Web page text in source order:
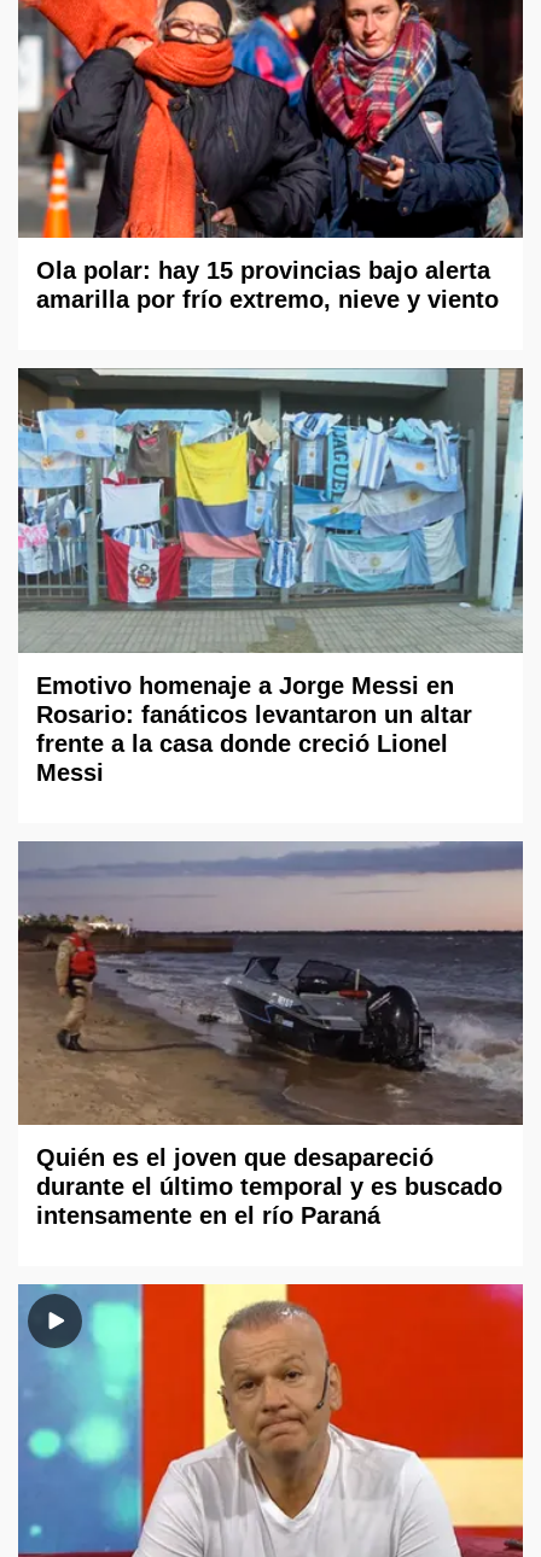
Ola polar: hay 15 provincias bajo alerta
amarilla por frío extremo, nieve y viento
Emotivo homenaje a Jorge Messi en
Rosario: fanáticos levantaron un altar
frente a la casa donde creció Lionel
Messi
Quién es el joven que desapareció
durante el último temporal y es buscado
intensamente en el río Paraná